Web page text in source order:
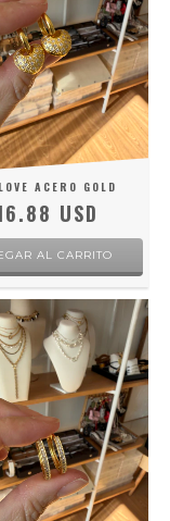
ACERO GOLD
USD